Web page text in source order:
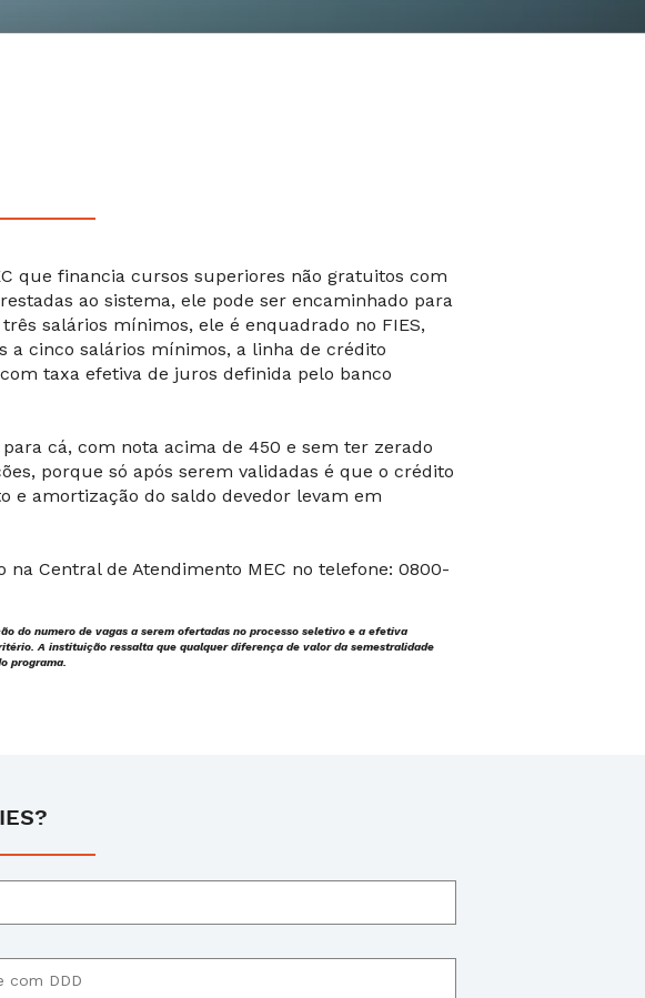
que financia cursos superiores não gratuitos com
ao sistema, ele pode ser encaminhado para
salários mínimos, ele é enquadrado no FIES,
cinco salários mínimos, a linha de crédito
taxa efetiva de juros definida pelo banco
cá, com nota acima de 450 e sem ter zerado
porque só após serem validadas é que o crédito
e amortização do saldo devedor levam em
na Central de Atendimento MEC no telefone: 0800-
do numero de vagas a serem ofertadas no processo seletivo e a efetiva
A instituição ressalta que qualquer diferença de valor da semestralidade
programa.